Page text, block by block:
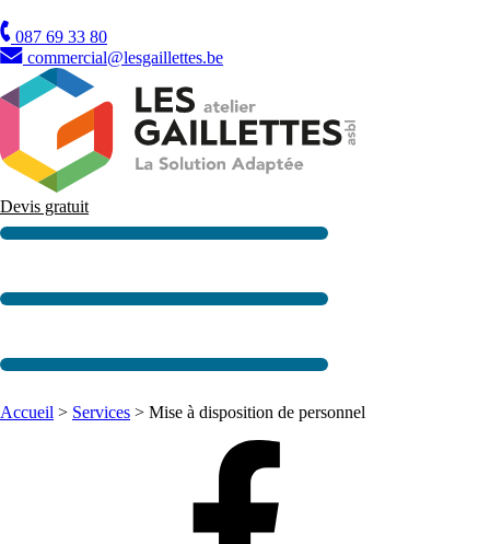
TVA
087 69 33 80
commercial@lesgaillettes.be
Devis gratuit
Accueil > Services > Mise à disposition de personnel